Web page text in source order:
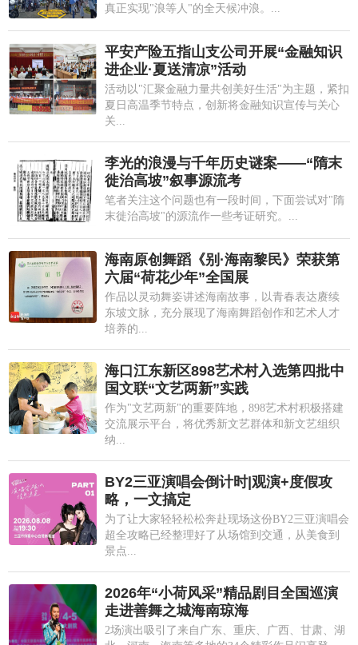
真正实现"浪等人"的全天候冲浪。...
平安产险五指山支公司开展“金融知识
进企业·夏送清凉”活动
活动以"汇聚金融力量共创美好生活"为主题，紧扣
夏日高温季节特点，创新将金融知识宣传与关心
关...
李光的浪漫与千年历史谜案——“隋末
徙治高坡”叙事源流考
笔者关注这个问题也有一段时间，下面尝试对"隋
末徙治高坡"的源流作一些考证研究。...
海南原创舞蹈《别·海南黎民》荣获第
六届“荷花少年”全国展
作品以灵动舞姿讲述海南故事，以青春表达赓续
东坡文脉，充分展现了海南舞蹈创作和艺术人才
培养的...
海口江东新区898艺术村入选第四批中
国文联“文艺两新”实践
作为"文艺两新"的重要阵地，898艺术村积极搭建
交流展示平台，将优秀新文艺群体和新文艺组织
纳...
BY2三亚演唱会倒计时|观演+度假攻
略，一文搞定
为了让大家轻轻松松奔赴现场这份BY2三亚演唱会
超全攻略已经整理好了从场馆到交通，从美食到
景点...
2026年“小荷风采”精品剧目全国巡演
走进善舞之城海南琼海
2场演出吸引了来自广东、重庆、广西、甘肃、湖